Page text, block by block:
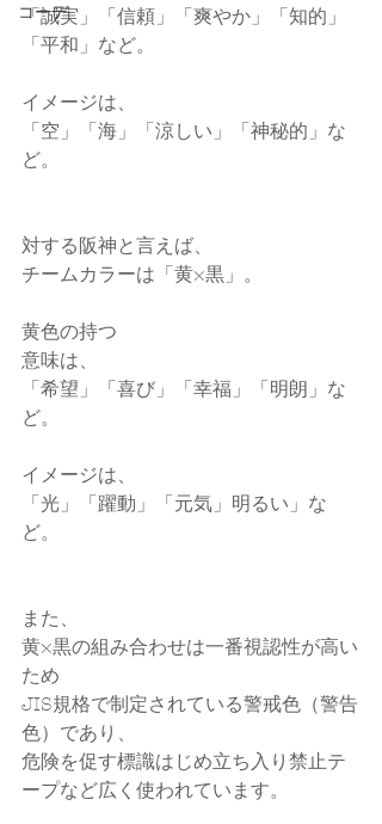
コーデ
「誠実」「信頼」「爽やか」「知的」
「平和」など。
イメージは、
「空」「海」「涼しい」「神秘的」な
ど。
対する阪神と言えば、
チームカラーは「黄×黒」。
黄色の持つ
意味は、
「希望」「喜び」「幸福」「明朗」な
ど。
イメージは、
「光」「躍動」「元気」明るい」な
ど。
また、
黄×黒の組み合わせは一番視認性が高い
ため
JIS規格で制定されている警戒色（警告
色）であり、
危険を促す標識はじめ立ち入り禁止テ
ープなど広く使われています。